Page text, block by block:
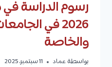
رسوم الدراسة
2026 في
والخاصة
بواسطة عماد 11 سبتمبر، 2025